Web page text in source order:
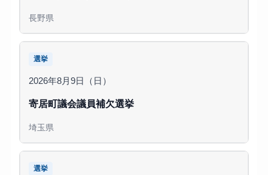
長野県
選挙
2026年8月9日（日）
寄居町議会議員補欠選挙
埼玉県
選挙